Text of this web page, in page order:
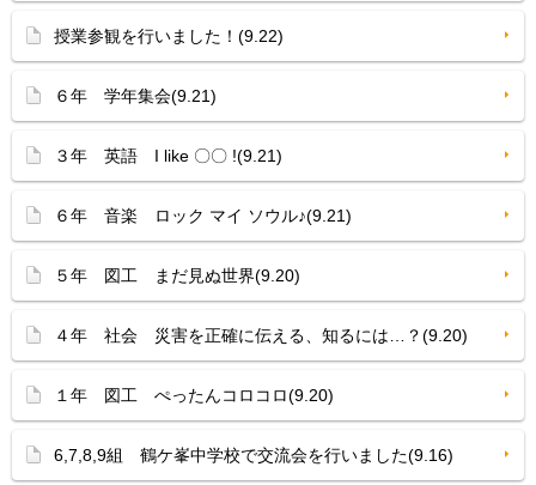
授業参観を行いました！(9.22)
６年 学年集会(9.21)
３年 英語 I like 〇〇 !(9.21)
６年 音楽 ロック マイ ソウル♪(9.21)
５年 図工 まだ見ぬ世界(9.20)
４年 社会 災害を正確に伝える、知るには…？(9.20)
１年 図工 ぺったんコロコロ(9.20)
6,7,8,9組 鶴ケ峯中学校で交流会を行いました(9.16)